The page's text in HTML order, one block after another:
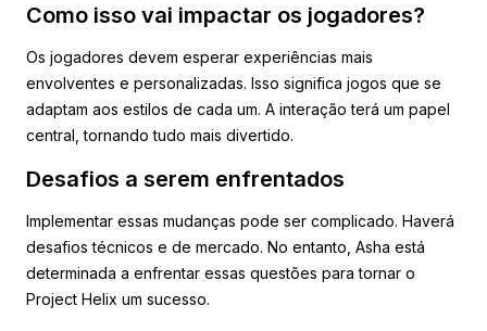
Como isso vai impactar os jogadores?
Os jogadores devem esperar experiências mais
envolventes e personalizadas. Isso significa jogos que se
adaptam aos estilos de cada um. A interação terá um papel
central, tornando tudo mais divertido.
Desafios a serem enfrentados
Implementar essas mudanças pode ser complicado. Haverá
desafios técnicos e de mercado. No entanto, Asha está
determinada a enfrentar essas questões para tornar o
Project Helix um sucesso.